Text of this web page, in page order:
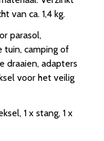
van ca. 1,4 kg.
parasol,
tuin, camping of
draaien, adapters
voor het veilig
1 x stang, 1 x